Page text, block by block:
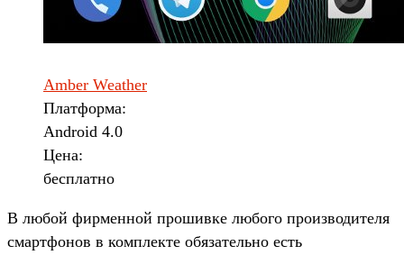
Amber Weather
Платформа:
Android 4.0
Цена:
бесплатно
В любой фирменной прошивке любого производителя
смартфонов в комплекте обязательно есть